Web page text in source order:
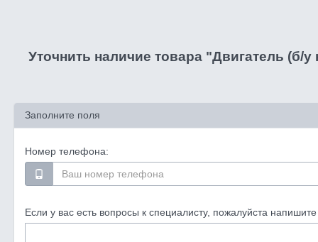
Уточнить наличие товара "Двигатель (б/
Заполните поля
Номер телефона:
Если у вас есть вопросы к специалисту, пожалуйста напишите